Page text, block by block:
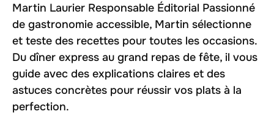
Martin Laurier Responsable Éditorial Passionné
de gastronomie accessible, Martin sélectionne
et teste des recettes pour toutes les occasions.
Du dîner express au grand repas de fête, il vous
guide avec des explications claires et des
astuces concrètes pour réussir vos plats à la
perfection.